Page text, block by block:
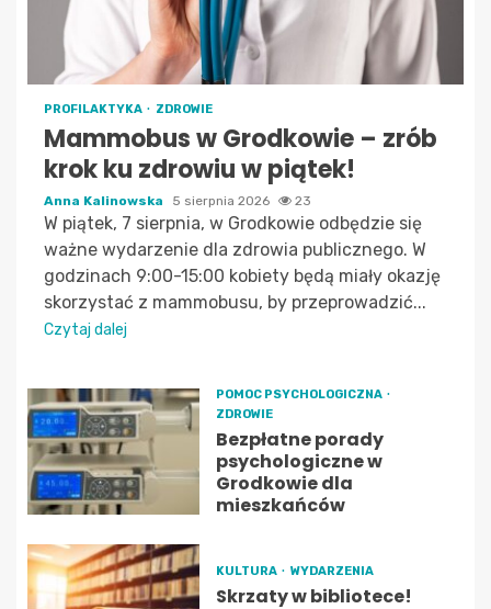
PROFILAKTYKA ZDROWIE
Mammobus w Grodkowie – zrób
krok ku zdrowiu w piątek!
Anna Kalinowska 5 sierpnia 2026 23
W piątek, 7 sierpnia, w Grodkowie odbędzie się
ważne wydarzenie dla zdrowia publicznego. W
godzinach 9:00-15:00 kobiety będą miały okazję
skorzystać z mammobusu, by przeprowadzić...
Czytaj dalej
POMOC PSYCHOLOGICZNA
ZDROWIE
Bezpłatne porady
psychologiczne w
Grodkowie dla
mieszkańców
KULTURA WYDARZENIA
Skrzaty w bibliotece!